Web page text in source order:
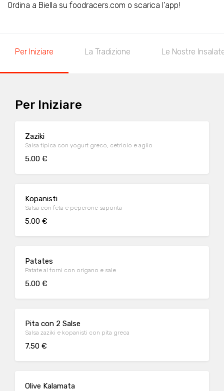
Ordina a Biella su foodracers.com o scarica l'app!
Per Iniziare La Tradizione Le Nostre
Per Iniziare
Zaziki
Salsa tipica con yogurt greco, cetriolo e aglio
5.00 €
Kopanisti
Salsa con feta e peperone saporita
5.00 €
Patates
Patate al forni con origano e sale
5.00 €
Pita con 2 Salse
Salsa zaziki e kopanisti con pita greca
7.50 €
Olive Kalamata